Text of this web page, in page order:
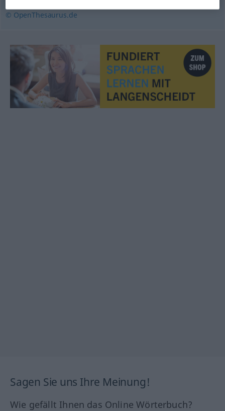
© OpenThesaurus.de
Sagen Sie uns Ihre Meinung!
Wie gefällt Ihnen das Online Wörterbuch?